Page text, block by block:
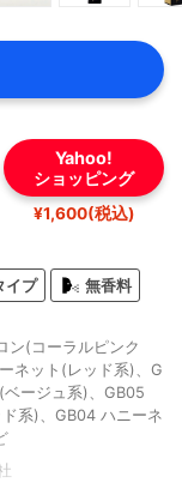
Yahoo!
ショッピング
¥1,600(税込)
イプ 無香料
ン(コーラルピンク
ネット(レッド系)、G
ージュ系)、GB05
系)、GB04 ハニーネ